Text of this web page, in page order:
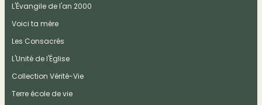
L'Évangile de l'an 2000
Voici ta mère
Les Consacrés
L'Unité de l'Église
Collection Vérité-Vie
Terre école de vie